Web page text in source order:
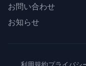
お問い合わせ
お知らせ
利用規約プライバシ